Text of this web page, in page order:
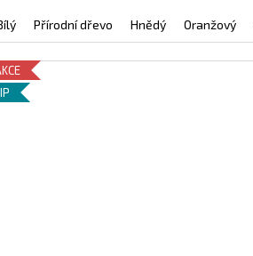
Přírodní dřevo Hnědý Oranžový